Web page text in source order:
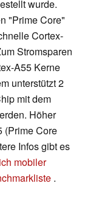
wurde.
"Prime Core"
Cortex-
Stromsparen
A55 Kerne
unterstützt 2
mit dem
Höher
(Prime Core
Infos gibt es
mobiler
.